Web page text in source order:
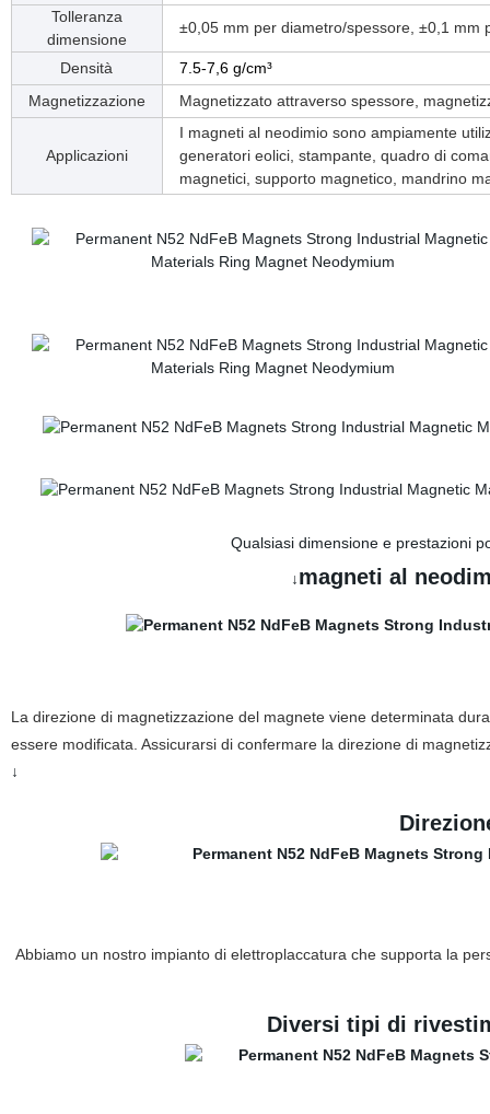
Tolleranza
dimensione
±0,05 mm per diametro/spessore, ±0,1 mm
Densità
7.5-7,6 g/cm³
Magnetizzazione
Magnetizzato attraverso spessore,
Applicazioni
I magneti al neodimio sono ampiamente
generatori eolici, stampante, quadro di
magnetici, supporto magnetico, mandrino
Qualsiasi dimensione e prestazioni
↓magneti al
La direzione di magnetizzazione del magnete viene determinata
essere modificata. Assicurarsi di confermare la direzione di
↓
Abbiamo un nostro impianto di elettroplaccatura che supporta la
Diversi tipi di